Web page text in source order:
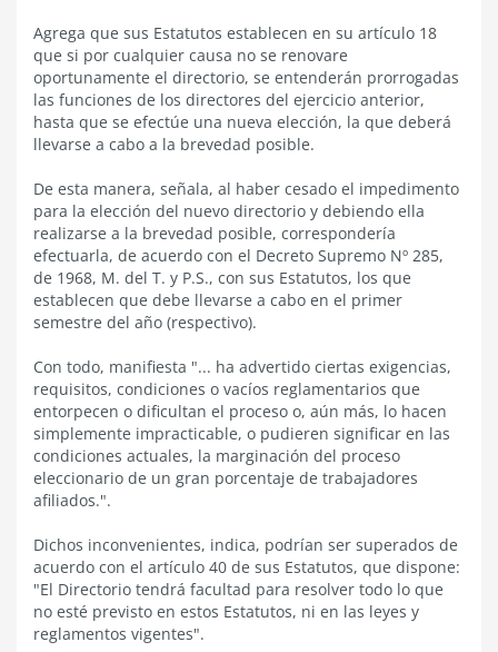
Agrega que sus Estatutos establecen en su artículo 18
que si por cualquier causa no se renovare
oportunamente el directorio, se entenderán prorrogadas
las funciones de los directores del ejercicio anterior,
hasta que se efectúe una nueva elección, la que deberá
llevarse a cabo a la brevedad posible.
De esta manera, señala, al haber cesado el impedimento
para la elección del nuevo directorio y debiendo ella
realizarse a la brevedad posible, correspondería
efectuarla, de acuerdo con el Decreto Supremo Nº 285,
de 1968, M. del T. y P.S., con sus Estatutos, los que
establecen que debe llevarse a cabo en el primer
semestre del año (respectivo).
Con todo, manifiesta "... ha advertido ciertas exigencias,
requisitos, condiciones o vacíos reglamentarios que
entorpecen o dificultan el proceso o, aún más, lo hacen
simplemente impracticable, o pudieren significar en las
condiciones actuales, la marginación del proceso
eleccionario de un gran porcentaje de trabajadores
afiliados.".
Dichos inconvenientes, indica, podrían ser superados de
acuerdo con el artículo 40 de sus Estatutos, que dispone:
"El Directorio tendrá facultad para resolver todo lo que
no esté previsto en estos Estatutos, ni en las leyes y
reglamentos vigentes".